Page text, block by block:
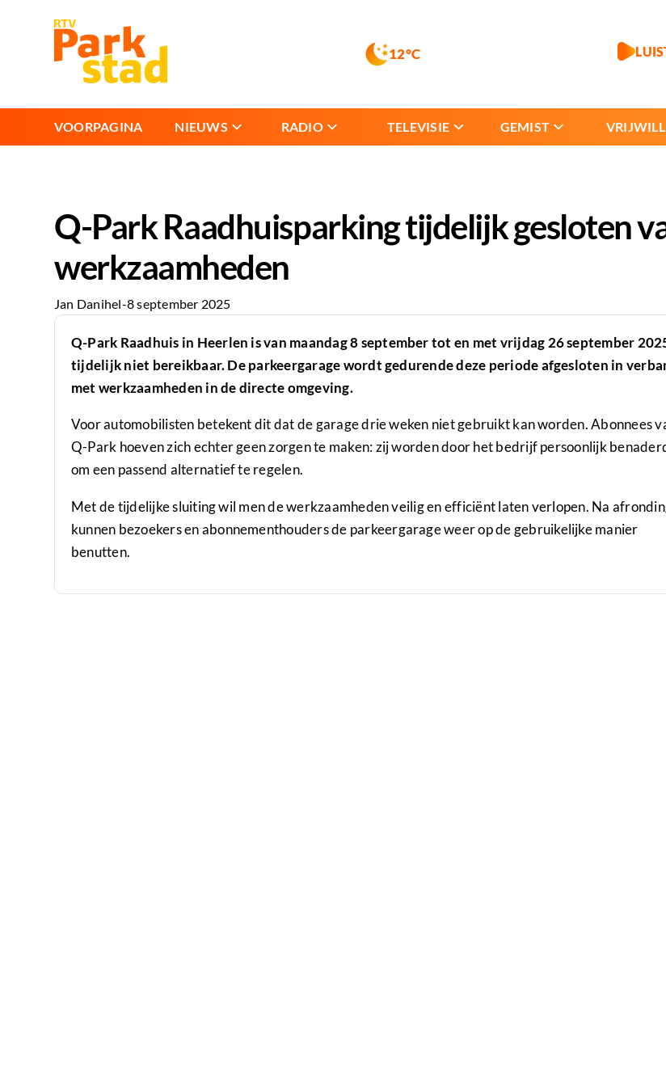
12°C
VOORPAGINA NIEUWS RADIO TELEVISIE GEMIST
Q-Park Raadhuisparking tijdelijk gesloten
werkzaamheden
Jan Danihel-8 september 2025
Q-Park Raadhuis in Heerlen is van maandag 8 september tot en met vrijdag 26 september
tijdelijk niet bereikbaar. De parkeergarage wordt gedurende deze periode afgesloten in
met werkzaamheden in de directe omgeving.
Voor automobilisten betekent dit dat de garage drie weken niet gebruikt kan worden. Abonnees
Q-Park hoeven zich echter geen zorgen te maken: zij worden door het bedrijf persoonlijk
om een passend alternatief te regelen.
Met de tijdelijke sluiting wil men de werkzaamheden veilig en efficiënt laten verlopen. Na
kunnen bezoekers en abonnementhouders de parkeergarage weer op de gebruikelijke manier
benutten.